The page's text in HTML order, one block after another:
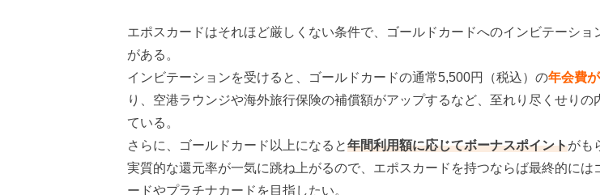
エポスカードはそれほど厳しくない条件で、ゴールドカードへのインビテーショ
がある。
インビテーションを受けると、ゴールドカードの通常5,500円（税込）の年会費
り、空港ラウンジや海外旅行保険の補償額がアップするなど、至れり尽くせりの
ている。
さらに、ゴールドカード以上になると年間利用額に応じてボーナスポイントがも
実質的な還元率が一気に跳ね上がるので、エポスカードを持つならば最終的には
ードやプラチナカードを目指したい。